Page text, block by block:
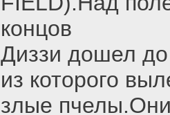
концов
Диззи дошел до
из которого
злые